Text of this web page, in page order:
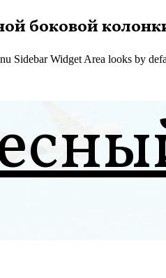
боковой
Sidebar Widget Area looks by